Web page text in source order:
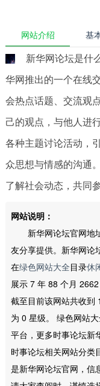
网站介绍 基
新华网论坛是什
华网推出的一个在线
会热点话题、交流观
己的观点，与他人进
各种主题讨论活动，
众思想与情感的沟通
了解社会动态，共同
网站说明：
新华网论坛官网地址
友分享提供。新华网论
在绿色网站大全目录休
展示 7 年 88 个月
截至目前该网站共收到
为 0 星级。 绿色网站
平台，更多时事论坛新
时事论坛相关网站分类
是新华网论坛官网，信